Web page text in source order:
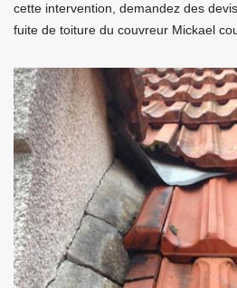
cette intervention, demandez des
fuite de toiture du couvreur Mickael